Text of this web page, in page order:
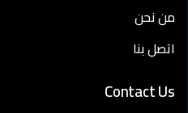
من نحن
اتصل بنا
Contact Us